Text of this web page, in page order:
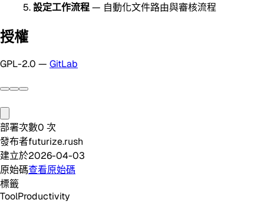
設定工作流程— 自動化文件路由與審核流程
授權
GPL-2.0 — GitLab
部署次數0 次
發布者futurize.rush
建立於2026-04-03
原始碼查看原始碼
標籤
ToolProductivity